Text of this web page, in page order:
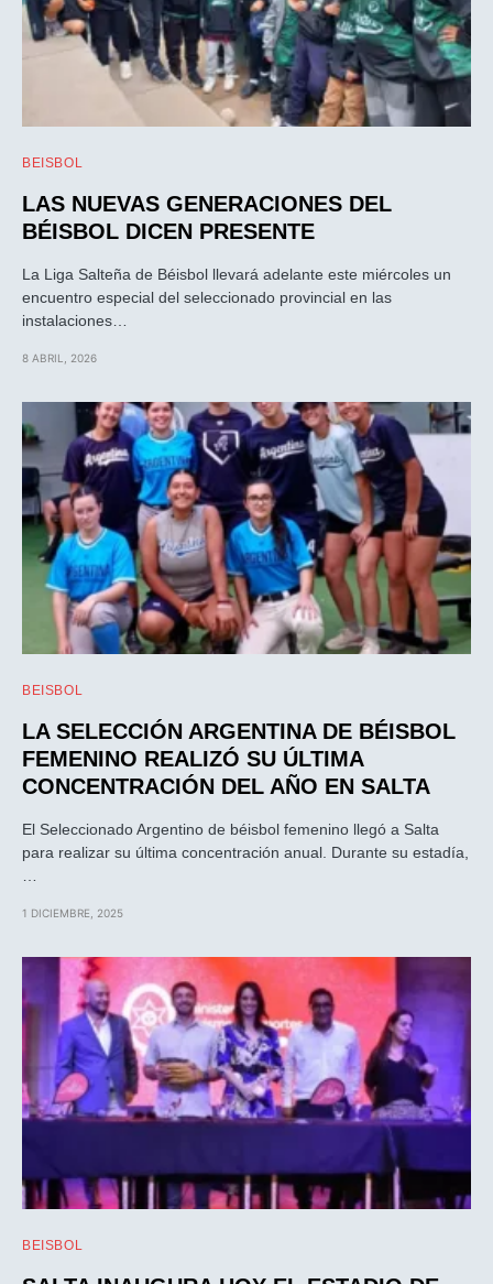
BEISBOL
LAS NUEVAS GENERACIONES DEL
BÉISBOL DICEN PRESENTE
La Liga Salteña de Béisbol llevará adelante este miércoles un
encuentro especial del seleccionado provincial en las
instalaciones…
8 ABRIL, 2026
BEISBOL
LA SELECCIÓN ARGENTINA DE BÉISBOL
FEMENINO REALIZÓ SU ÚLTIMA
CONCENTRACIÓN DEL AÑO EN SALTA
El Seleccionado Argentino de béisbol femenino llegó a Salta
para realizar su última concentración anual. Durante su estadía,
1 DICIEMBRE, 2025
BEISBOL